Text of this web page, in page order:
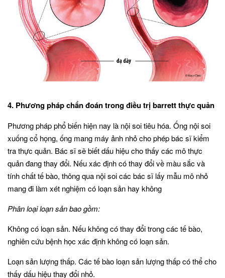
4. Phương pháp chẩn đoán trong điều trị barrett thực quản
Phương pháp phổ biến hiện nay là nội soi tiêu hóa. Ống nội soi
xuống cổ họng, ống mang máy ảnh nhỏ cho phép bác sĩ kiểm
tra thực quản. Bác sĩ sẽ biết dấu hiệu cho thấy các mô thực
quản đang thay đổi. Nếu xác định có thay đổi về màu sắc và
tính chất tế bào, thông qua nội soi các bác sĩ lấy mẫu mô nhỏ
mang đi làm xét nghiệm có loạn sản hay không
Phân loại loạn sản bao gồm:
Không có loạn sản. Nếu không có thay đổi trong các tế bào,
nghiên cứu bệnh học xác định không có loạn sản.
Loạn sản lượng thấp. Các tế bào loạn sản lượng thấp có thể cho
thấy dấu hiệu thay đổi nhỏ.